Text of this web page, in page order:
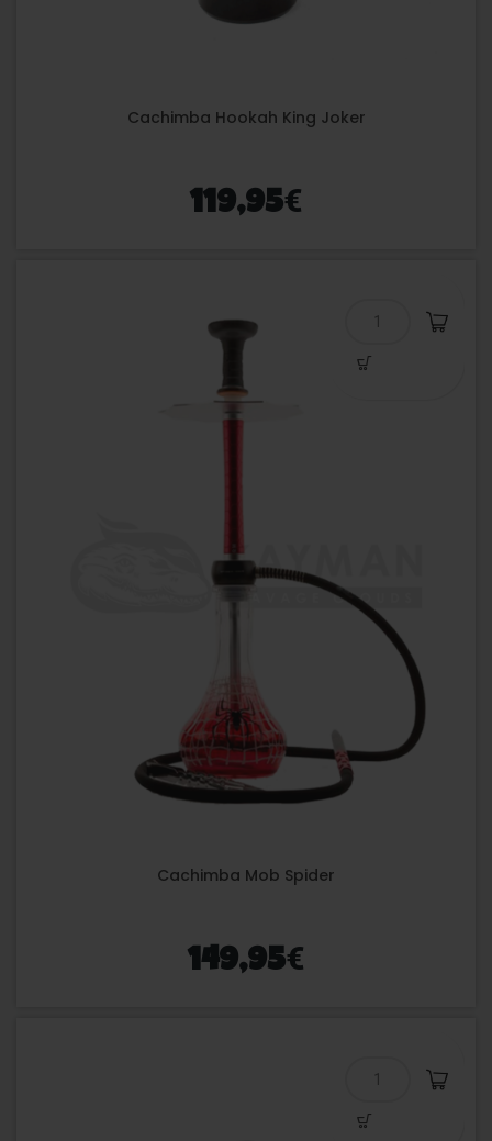
Cachimba Hookah King Joker
119,95€
Cachimba Mob Spider
149,95€